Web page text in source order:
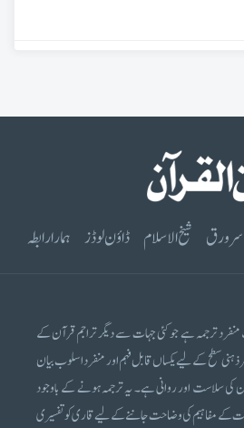
سرورق شیخ الاسلام ڈاؤن لوڈز ہمارا رابطہ
ترجمہ ہے جو کئی جہات سے دیگر تراجم قرآن کے
ذہنی سطح کے لیے یکساں قابل فہم اور منفرد اسلوب بیان
کی سلاست اور روانی ہے۔ یہ ترجمہ ہونے کے باوجود
کے مفاہیم کی وضاحت جاننے کے لیے قاری کو تفسیری